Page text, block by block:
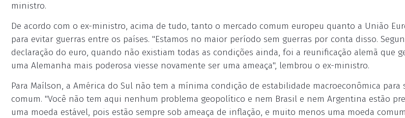
ministro.
De acordo com o ex-ministro, acima de tudo, tanto o mercado comum europeu quanto a União
para evitar guerras entre os países. "Estamos no maior período sem guerras por conta disso.
declaração do euro, quando não existiam todas as condições ainda, foi a reunificação alemã que
uma Alemanha mais poderosa viesse novamente ser uma ameaça", lembrou o ex-ministro.
Para Maílson, a América do Sul não tem a mínima condição de estabilidade macroeconômica para
comum. "Você não tem aqui nenhum problema geopolítico e nem Brasil e nem Argentina estão
uma moeda estável, pois estão sempre sob ameaça de inflação, e muito menos uma moeda